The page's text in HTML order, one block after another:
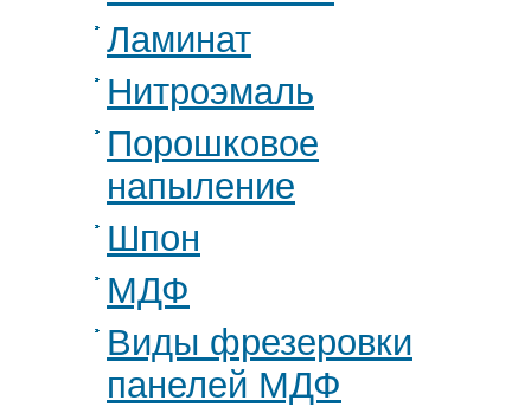
Ламинат
Нитроэмаль
Порошковое
напыление
Шпон
МДФ
Виды фрезеровки
панелей МДФ